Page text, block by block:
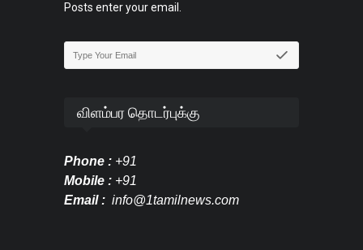
Posts enter your email.
விளம்பர தொடர்புக்கு
Phone : +91
Mobile : +91
Email : info@1tamilnews.com